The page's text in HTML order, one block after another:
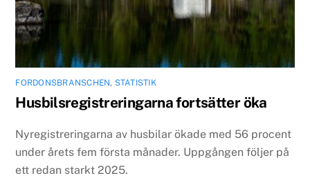
FORDONSBRANSCHEN, STATISTIK
Husbilsregistreringarna fortsätter öka
Nyregistreringarna av husbilar ökade med 56 procent
under årets fem första månader. Uppgången följer på
ett redan starkt 2025.